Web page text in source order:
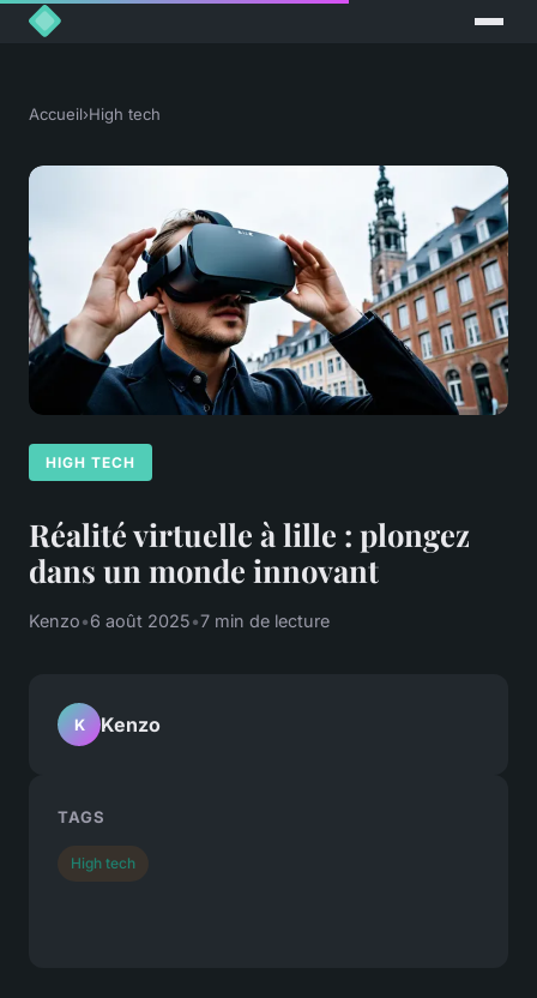
Accueil›High tech
HIGH TECH
Réalité virtuelle à lille : plongez
dans un monde innovant
Kenzo•6 août 2025•7 min de lecture
K Kenzo
TAGS
High tech